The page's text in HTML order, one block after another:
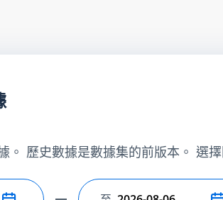
。 歷史數據是數據集的前版本。 選